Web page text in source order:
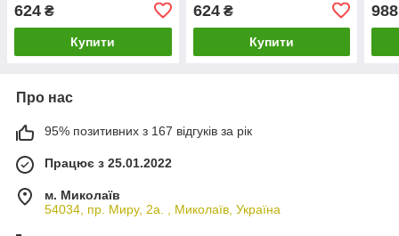
624 ₴
Купити
624₴
Купити
988
Про нас
95% позитивних з 167 відгуків за рік
Працює з 25.01.2022
м. Миколаїв
54034, пр. Миру, 2а. , Миколаїв, Україна